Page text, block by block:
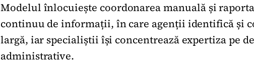
Modelul înlocuiește coordonarea manuală și
continuu de informații, în care agenții identifică și
largă, iar specialiștii își concentrează expertiza pe
administrative.